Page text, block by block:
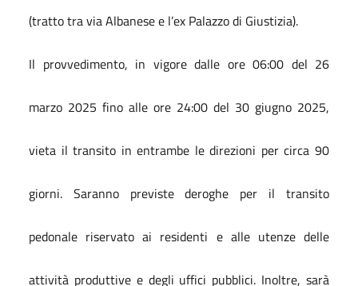
(tratto tra via Albanese e l’ex Palazzo di Giustizia).
Il provvedimento, in vigore dalle ore 06:00 del 26
marzo 2025 fino alle ore 24:00 del 30 giugno 2025,
vieta il transito in entrambe le direzioni per circa 90
giorni. Saranno previste deroghe per il transito
pedonale riservato ai residenti e alle utenze delle
attività produttive e degli uffici pubblici. Inoltre, sarà